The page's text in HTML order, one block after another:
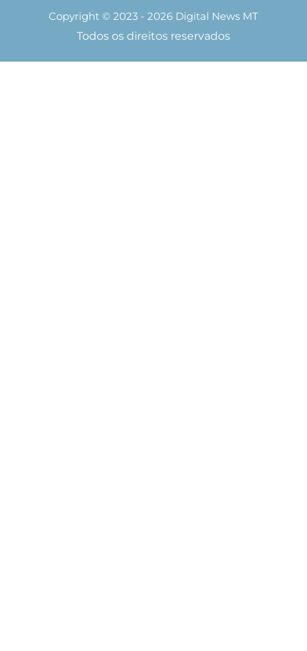
Copyright © 2023 - 2026 Digital News MT
Todos os direitos reservados